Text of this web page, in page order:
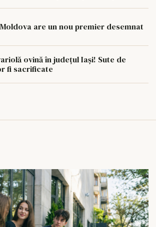
are un nou premier desemnat
ovină în județul Iași! Sute de
fi sacrificate